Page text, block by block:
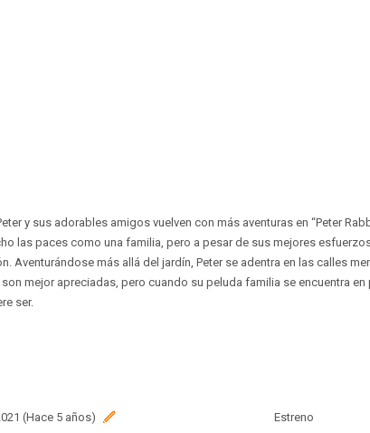
y sus adorables amigos vuelven con más aventuras en “Peter
las paces como una familia, pero a pesar de sus mejores
Aventurándose más allá del jardín, Peter se adentra en las calles
mejor apreciadas, pero cuando su peluda familia se encuentra en
ser.
(Hace 5 años)
Estreno